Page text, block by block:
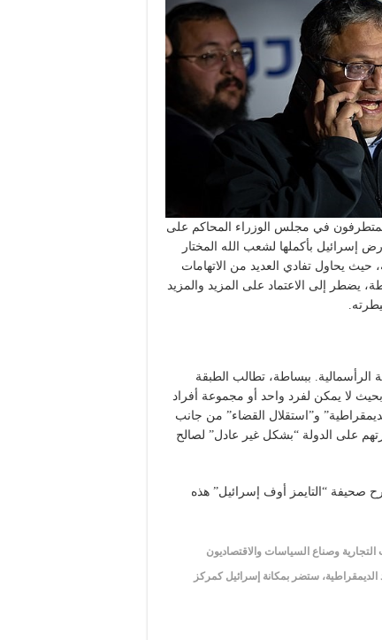
في مجلس الوزراء المحاكم على
إسرائيل بأكملها لشعب الله المختار
حيث يحاول تفادي العديد من الاتهامات
يضطر إلى الاعتماد على المزيد والمزيد
ببساطة، تطالب الطبقة
لا يمكن لفرد واحد أو مجموعة أفراد
و”استقلال القضاء” من جانب
على الدولة “بشكل غير عادل” لصالح
صحيفة “التايمز أوف إسرائيل” هذه
وصناع السياسات والاقتصاديون
الديمقراطية، ستضر بمكانة إسرائيل كمركز